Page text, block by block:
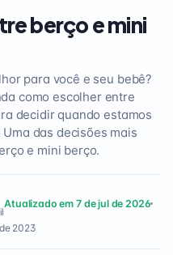
berço e mini
para você e seu bebê?
como escolher entre
decidir quando estamos
das decisões mais
e mini berço.
Atualizado em 7 de jul de 2026
2023